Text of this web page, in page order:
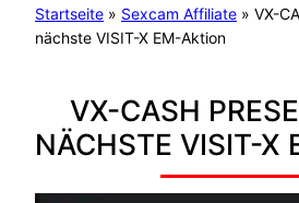
Startseite » Sexcam Affiliate » VX-
nächste VISIT-X EM-Aktion
VX-CASH
NÄCHSTE VISIT-X